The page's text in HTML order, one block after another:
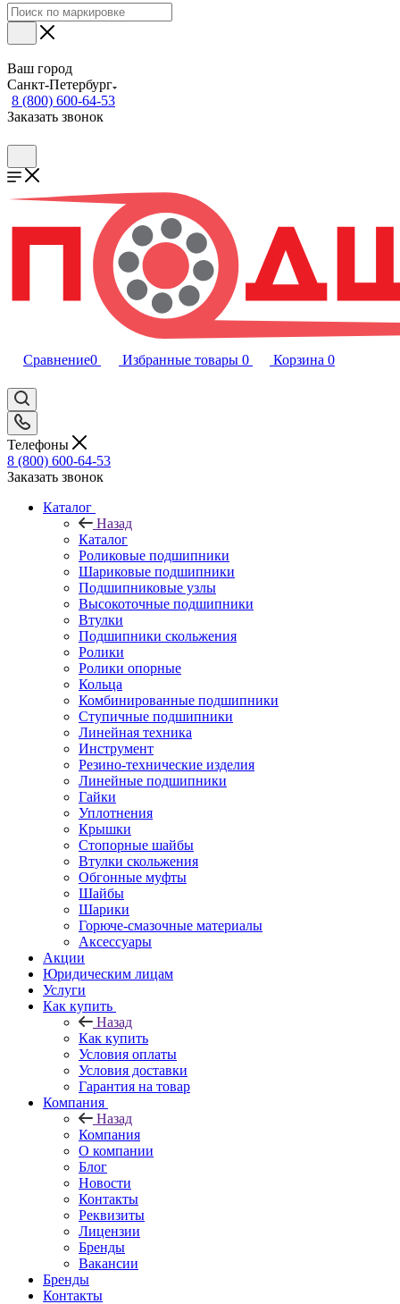
Ваш город
Санкт-Петербург
8 (800) 600-64-53
Заказать звонок
Сравнение0 Избранные товары 0 Корзина 0
Телефоны
8 (800) 600-64-53
Заказать звонок
Каталог
Назад
Каталог
Роликовые подшипники
Шариковые подшипники
Подшипниковые узлы
Высокоточные подшипники
Втулки
Подшипники скольжения
Ролики
Ролики опорные
Кольца
Комбинированные подшипники
Ступичные подшипники
Линейная техника
Инструмент
Резино-технические изделия
Линейные подшипники
Гайки
Уплотнения
Крышки
Стопорные шайбы
Втулки скольжения
Обгонные муфты
Шайбы
Шарики
Горюче-смазочные материалы
Аксессуары
Акции
Юридическим лицам
Услуги
Как купить
Назад
Как купить
Условия оплаты
Условия доставки
Гарантия на товар
Компания
Назад
Компания
О компании
Блог
Новости
Контакты
Реквизиты
Лицензии
Бренды
Вакансии
Бренды
Контакты